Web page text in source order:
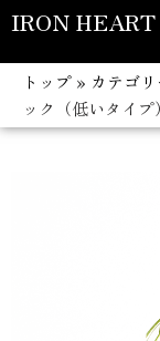
コ
ン
テ
ン
IRON
トップ » カテゴ
ック（低いタ